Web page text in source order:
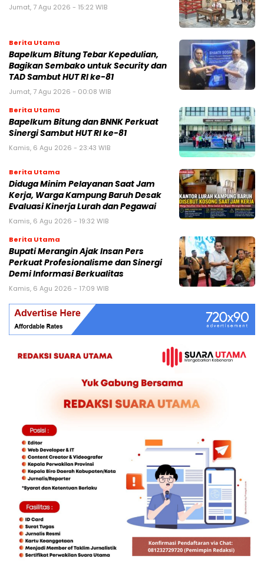
Jumat, 7 Agu 2026 - 15:22 WIB
Berita Utama
Bapelkum Bitung Tebar Kepedulian,
Bagikan Sembako untuk Security dan
TAD Sambut HUT RI ke-81
Jumat, 7 Agu 2026 - 00:08 WIB
Berita Utama
Bapelkum Bitung dan BNNK Perkuat
Sinergi Sambut HUT RI ke-81
Kamis, 6 Agu 2026 - 23:43 WIB
Berita Utama
Diduga Minim Pelayanan Saat Jam
Kerja, Warga Kampung Baruh Desak
Evaluasi Kinerja Lurah dan Pegawai
Kamis, 6 Agu 2026 - 19:32 WIB
Berita Utama
Bupati Merangin Ajak Insan Pers
Perkuat Profesionalisme dan Sinergi
Demi Informasi Berkualitas
Kamis, 6 Agu 2026 - 17:09 WIB